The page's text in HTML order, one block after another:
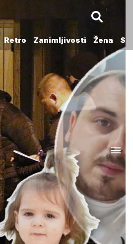
Retro Zanimljivosti Žena